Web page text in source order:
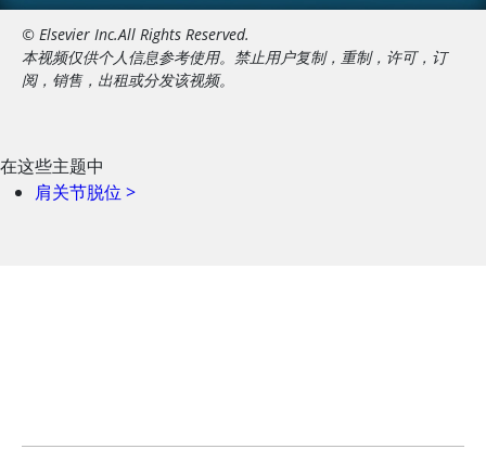
© Elsevier Inc.All Rights Reserved.
本视频仅供个人信息参考使用。禁止用户复制，重制，许可，订
阅，销售，出租或分发该视频。
在这些主题中
肩关节脱位 >